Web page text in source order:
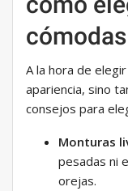
cómodas
A la hora de
apariencia, sino
consejos para
Monturas
pesadas ni
orejas.